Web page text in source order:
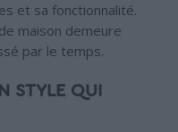
et sa fonctionnalité.
maison demeure
par le temps.
STYLE QUI